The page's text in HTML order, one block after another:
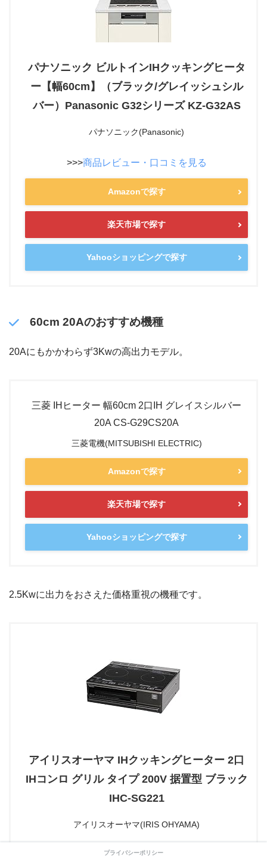
パナソニック ビルトインIHクッキングヒータ
ー【幅60cm】（ブラック/グレイッシュシル
バー）Panasonic G32シリーズ KZ-G32AS
パナソニック(Panasonic)
>>>商品レビュー・口コミを見る
Amazonで探す
楽天市場で探す
Yahooショッピングで探す
60cm 20Aのおすすめ機種
20Aにもかかわらず3Kwの高出力モデル。
三菱 IHヒーター 幅60cm 2口IH グレイスシルバー
20A CS-G29CS20A
三菱電機(MITSUBISHI ELECTRIC)
Amazonで探す
楽天市場で探す
Yahooショッピングで探す
2.5Kwに出力をおさえた価格重視の機種です。
アイリスオーヤマ IHクッキングヒーター 2口
IHコンロ グリル タイプ 200V 据置型 ブラック
IHC-SG221
アイリスオーヤマ(IRIS OHYAMA)
商品レビュー・口コミを見る
プライバシーポリシー